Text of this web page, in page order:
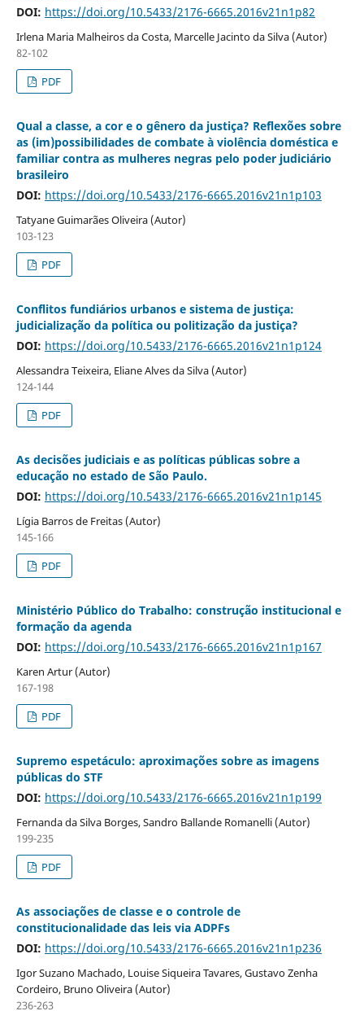
DOI: https://doi.org/10.5433/2176-6665.2016v21n1p82
Irlena Maria Malheiros da Costa, Marcelle Jacinto da Silva (Autor)
82-102
PDF
Qual a classe, a cor e o gênero da justiça? Reflexões sobre
as (im)possibilidades de combate à violência doméstica e
familiar contra as mulheres negras pelo poder judiciário
brasileiro
DOI: https://doi.org/10.5433/2176-6665.2016v21n1p103
Tatyane Guimarães Oliveira (Autor)
103-123
PDF
Conflitos fundiários urbanos e sistema de justiça:
judicialização da política ou politização da justiça?
DOI: https://doi.org/10.5433/2176-6665.2016v21n1p124
Alessandra Teixeira, Eliane Alves da Silva (Autor)
124-144
PDF
As decisões judiciais e as políticas públicas sobre a
educação no estado de São Paulo.
DOI: https://doi.org/10.5433/2176-6665.2016v21n1p145
Lígia Barros de Freitas (Autor)
145-166
PDF
Ministério Público do Trabalho: construção institucional e
formação da agenda
DOI: https://doi.org/10.5433/2176-6665.2016v21n1p167
Karen Artur (Autor)
167-198
PDF
Supremo espetáculo: aproximações sobre as imagens
públicas do STF
DOI: https://doi.org/10.5433/2176-6665.2016v21n1p199
Fernanda da Silva Borges, Sandro Ballande Romanelli (Autor)
199-235
PDF
As associações de classe e o controle de
constitucionalidade das leis via ADPFs
DOI: https://doi.org/10.5433/2176-6665.2016v21n1p236
Igor Suzano Machado, Louise Siqueira Tavares, Gustavo Zenha
Cordeiro, Bruno Oliveira (Autor)
236-263